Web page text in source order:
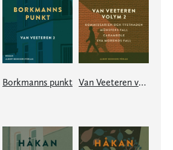
Borkmanns punkt Van Veeteren volym 2